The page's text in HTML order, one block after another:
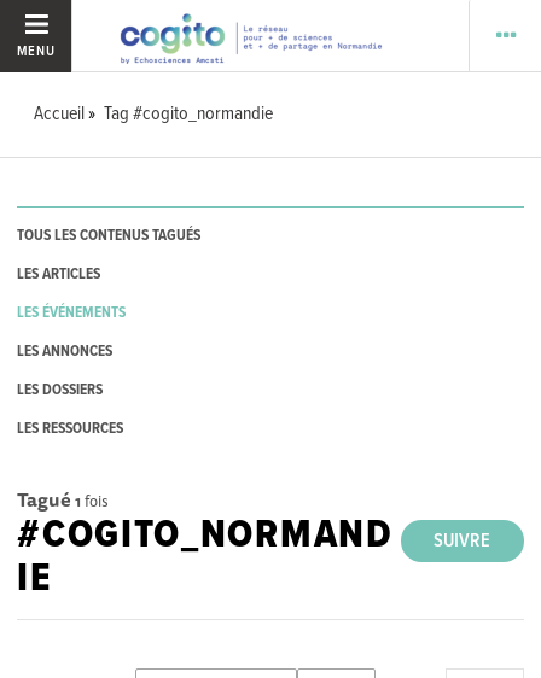
MENU
Accueil Tag #cogito_normandie
TOUS LES CONTENUS TAGUÉS
LES ARTICLES
LES ÉVÉNEMENTS
LES ANNONCES
LES DOSSIERS
LES RESSOURCES
Tagué 1 fois
SUIVRE
#COGITO_NORMAND
IE